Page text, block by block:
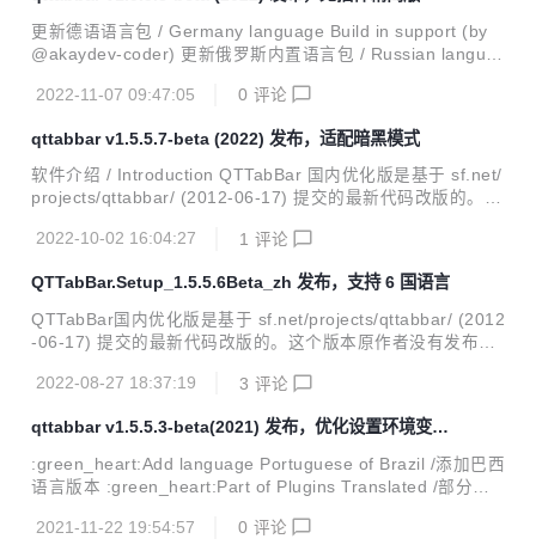
本支持不同格式编码，支持主流 GB2312、UTF8Bom、UTF
8NoBom、UTF16LeBom、UTF16BeBom、UTF16NoLeBo
m、UTF16NoBeBom等 SetHome插件修复设置环境变量P
A...
更新德语语言包 / Germany language Build in support (by
@akaydev-coder) 更新俄罗斯内置语言包 / Russian langua
到正确的标签位置 修复当只有一个标签的时候执行双击标签空
活和非激活标签颜色失效问题，需要配置关闭自动变色 修复颜
色因为暗色模式被重置问题 / 修复标签外观颜色重置导致暗黑
模式混乱问题 子目录添加中键导航 / Sub dir support mouse
middle butto...
2022-11-07 09:47:05 0 评论
qttabbar v1.5.5.7-beta (2022) 发布，适配暗黑模式
软件介绍 / Introduction QTTabBar 国内优化版是基于 sf.net/
projects/qttabbar/ (2012-06-17) 提交的最新代码改版的。这
化特性，主要是为了方便国内用户使用；另外日本作者维护的
了捕获窗口这个好用的功能。 QTTabBar 是一款可以让你在
Windows 资源管理器中使用 Tab 多标签功能的小工具。从此
以后工作时不再遍布文件夹窗口，还有给力的文件夹预览功
能，大大提高了你工作的效率。就像 IE 7 和 Firefox、Ope...
2022-10-02 16:04:27 1 评论
QTTabBar.Setup_1.5.5.6Beta_zh 发布，支持 6 国语言
QTTabBar国内优化版是基于 sf.net/projects/qttabbar/ (2012
-06-17) 提交的最新代码改版的。这个版本原作者没有发布
便国内用户使用；另外日本作者维护的Quizo官网版本的捕获
功能。 QTTabBar是一款可以让你在Windows资源管理器中使
用Tab多标签功能的小工具。从此以后工作时不再遍布文件夹
窗口，还有给力的文件夹预览功能，大大提高了你工作的效
率。就像IE 7和Firefox、Opera那样的。QTTabBar还提供了
一些功能插件，如：文件操作...
2022-08-27 18:37:19 3 评论
qttabbar v1.5.5.3-beta(2021) 发布，优化设置环境变量
工具，支持巴西语
:green_heart:Add language Portuguese of Brazil /添加巴西
语言版本 :green_heart:Part of Plugins Translated /部分插
Resources_String.resx /v0.1资源德语翻译 :green_heart:O
2021-11-22 19:54:57 0 评论